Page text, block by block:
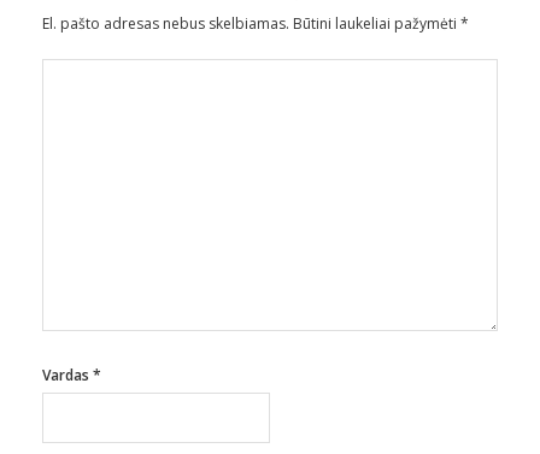
El. pašto adresas nebus skelbiamas. Būtini laukeliai pažymėti *
Vardas *